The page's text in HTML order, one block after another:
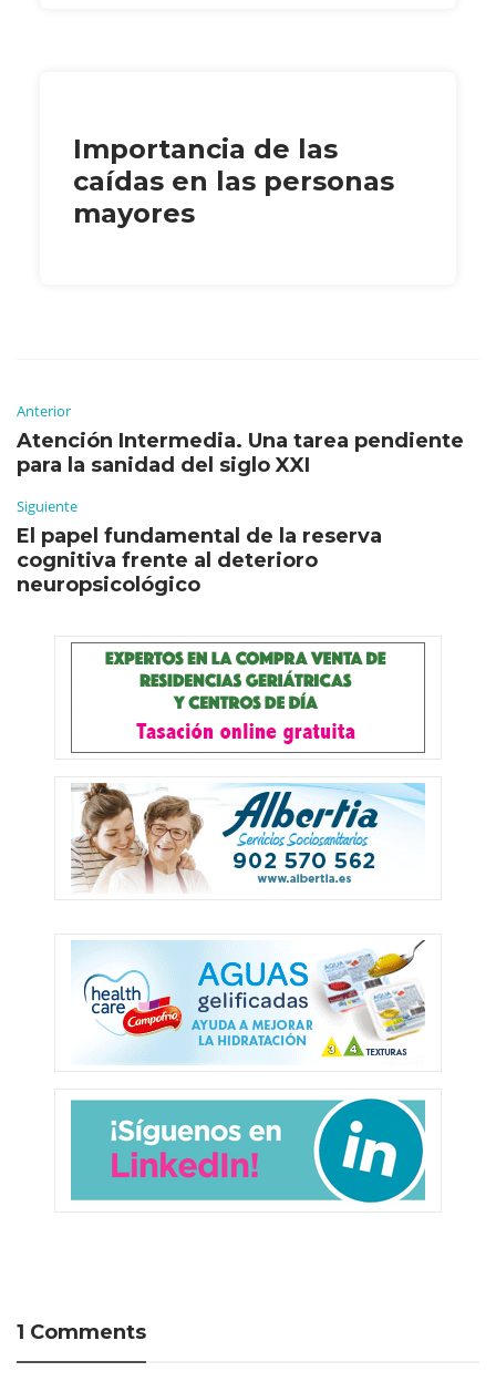
Importancia de las
caídas en las personas
mayores
Anterior
Atención Intermedia. Una tarea pendiente
para la sanidad del siglo XXI
Siguiente
El papel fundamental de la reserva
cognitiva frente al deterioro
neuropsicológico
1 Comments